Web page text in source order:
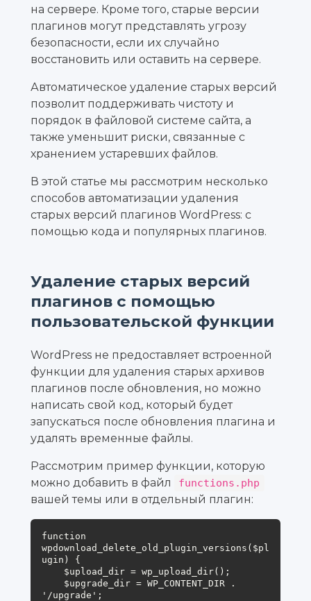
на сервере. Кроме того, старые версии
плагинов могут представлять угрозу
безопасности, если их случайно
восстановить или оставить на сервере.
Автоматическое удаление старых версий
позволит поддерживать чистоту и
порядок в файловой системе сайта, а
также уменьшит риски, связанные с
хранением устаревших файлов.
В этой статье мы рассмотрим несколько
способов автоматизации удаления
старых версий плагинов WordPress: с
помощью кода и популярных плагинов.
Удаление старых версий
плагинов с помощью
пользовательской функции
WordPress не предоставляет встроенной
функции для удаления старых архивов
плагинов после обновления, но можно
написать свой код, который будет
запускаться после обновления плагина и
удалять временные файлы.
Рассмотрим пример функции, которую
можно добавить в файл
functions.php
вашей темы или в отдельный плагин:
function
wpdownload_delete_old_plugin_versions($pl
ugin) {
'/upgrade';